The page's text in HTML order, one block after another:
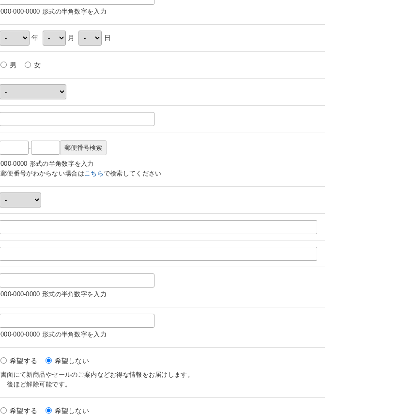
000-000-0000 形式の半角数字を入力
年 月 日
男 女
-
000-0000 形式の半角数字を入力
郵便番号がわからない場合はこちらで検索してください
000-000-0000 形式の半角数字を入力
000-000-0000 形式の半角数字を入力
希望する 希望しない
書面にて新商品やセールのご案内などお得な情報をお届けします。
後ほど解除可能です。
希望する 希望しない